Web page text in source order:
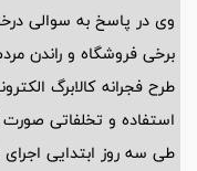
وی در پاسخ به سوالی
برخی فروشگاه و راندن
طرح فجرانه کالابرگ
استفاده و تخلفاتی
طی سه روز ابتدایی